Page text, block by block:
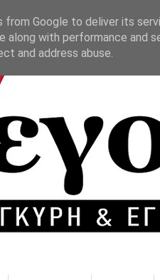
from Google to deliver its
along with performance and
and address abuse.